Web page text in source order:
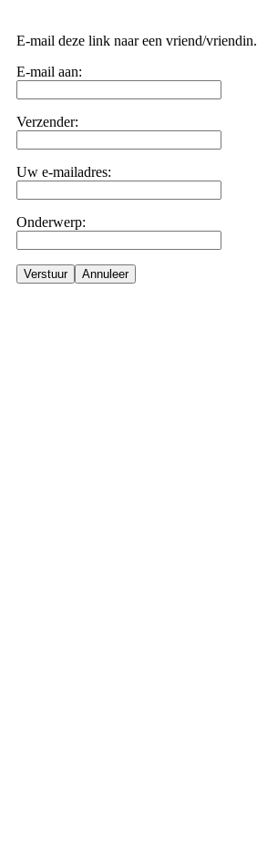
E-mail deze link naar een vriend/vriendin.
E-mail aan:
Verzender:
Uw e-mailadres:
Onderwerp:
Verstuur Annuleer